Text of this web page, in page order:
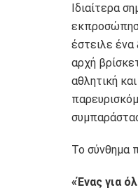
Ιδιαίτερα
έστειλε ένα
αρχή
αθλητική
Το σύνθημα
«Ένας για